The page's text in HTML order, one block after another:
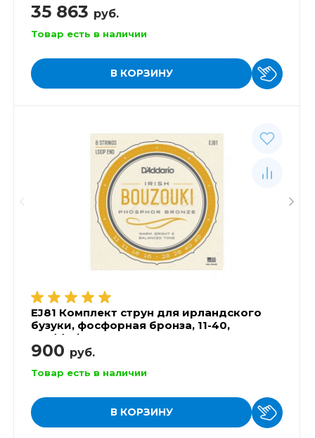
35 863 руб.
Товар есть в наличии
В КОРЗИНУ
EJ81 Комплект струн для ирландского
бузуки, фосфорная бронза, 11-40,
D'Addario
900 руб.
Товар есть в наличии
В КОРЗИНУ